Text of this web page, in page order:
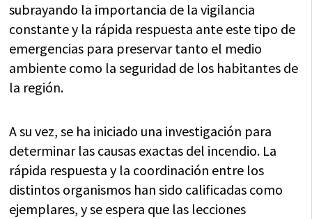
subrayando la importancia de la vigilancia
constante y la rápida respuesta ante este tipo de
emergencias para preservar tanto el medio
ambiente como la seguridad de los habitantes de
la región.
A su vez, se ha iniciado una investigación para
determinar las causas exactas del incendio. La
rápida respuesta y la coordinación entre los
distintos organismos han sido calificadas como
ejemplares, y se espera que las lecciones